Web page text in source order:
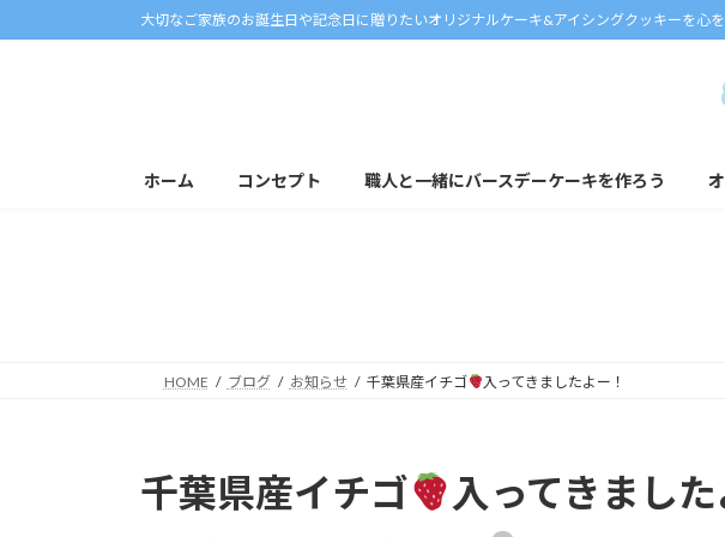
ン
ビ
大切なご家族のお誕生日や記念日に贈りたいオリジナルケーキ&アイシングクッキーを心
ホーム コンセプト 職人と一緒にバースデーケーキを作ろう
HOME ブログ お知らせ 千葉県産イチゴ 入ってきましたよー！
千葉県産イチゴ 入ってきました